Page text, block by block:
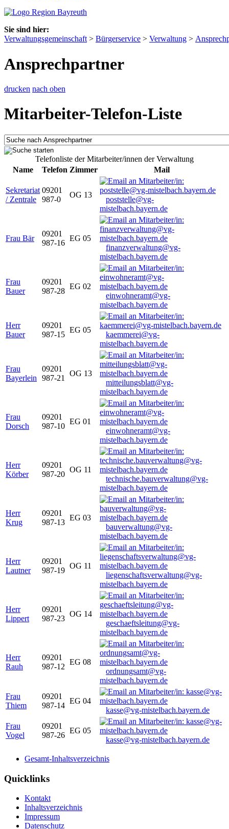
Sie sind hier:
Verwaltungsgemeinschaft > Bürgerservice > Verwaltung >
Ansprechpartner
drucken nach oben
Mitarbeiter-Telefon-Liste
Telefonliste der Mitarbeiter/innen der Verwaltung
Name
Telefon Zimmer Mail
Sekretariat
/ Zentrale
09201
987-0
OG 13
poststelle@vg-
mistelbach.bayern.de
Frau Bär
09201
987-16
EG 05
finanzverwaltung@vg-
mistelbach.bayern.de
Frau
Bauer
09201
987-28
EG 02
einwohneramt@vg-
mistelbach.bayern.de
Herr
Bauer
09201
987-15
EG 05
kaemmerei@vg-
mistelbach.bayern.de
Frau
Bayerlein
09201
987-21
OG 13
mitteilungsblatt@vg-
mistelbach.bayern.de
Frau
Dorsch
09201
987-10
EG 01
einwohneramt@vg-
mistelbach.bayern.de
Herr
Körber
09201
987-20
OG 11
technische.bauverwaltung@vg-
mistelbach.bayern.de
Herr
Krug
09201
987-13
EG 03
bauverwaltung@vg-
mistelbach.bayern.de
Herr
Lautner
09201
987-19
OG 11
liegenschaftsverwaltung@vg-
mistelbach.bayern.de
Herr
Lippert
09201
987-23
OG 14
geschaeftsleitung@vg-
mistelbach.bayern.de
Herr
Rauh
09201
987-12
EG 08
ordnungsamt@vg-
mistelbach.bayern.de
Frau
Thiem
09201
987-14
EG 04
kasse@vg-mistelbach.bayern.de
Frau
Vogel
09201
987-26
EG 05
kasse@vg-mistelbach.bayern.de
Gesamt-Inhaltsverzeichnis
Quicklinks
Kontakt
Inhaltsverzeichnis
Impressum
Datenschutz